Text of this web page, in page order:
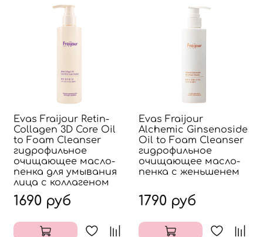
Evas Fraijour Retin-
Collagen 3D Core Oil
to Foam Cleanser
гидрофильное
очищающее масло-
пенка для умывания
лица с коллагеном
1690 руб
Evas Fraijour
Alchemic Ginsenoside
Oil to Foam Cleanser
гидрофильное
очищающее масло-
пенка с женьшенем
1790 руб